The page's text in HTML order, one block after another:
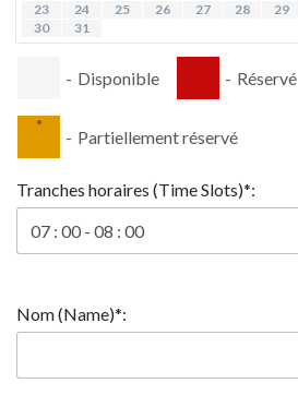
23 24 25 26 27 28
29
30
31
- Disponible - Réservé
·
- Partiellement réservé
Tranches horaires (Time Slots)*:
Nom (Name)*: